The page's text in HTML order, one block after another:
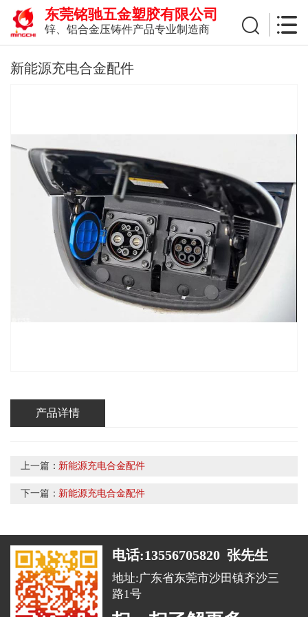
东莞铭驰五金塑胶有限公司
锌、铝合金压铸件产品专业制造商
新能源充电合金配件
产品详情
上一篇： 新能源充电合金配件
下一篇： 新能源充电合金配件
电话:13556705820 张先生
地址:广东省东莞市沙田镇齐沙三
路1号